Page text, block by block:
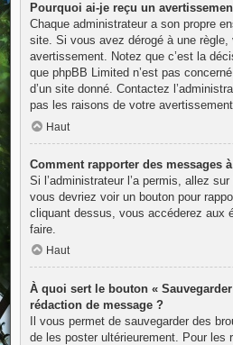
Pourquoi ai-je reçu un
Chaque administrateur a son propre
site. Si vous avez dérogé à une
avertissement. Notez que c’est la
que phpBB Limited n’est pas
d’un site donné. Contactez
pas les raisons de votre
Haut
Comment rapporter des messages
Si l’administrateur l’a permis, allez
vous devriez voir un bouton pour
cliquant dessus, vous accéderez aux
faire.
Haut
À quoi sert le bouton «
rédaction de message ?
Il vous permet de sauvegarder des
de les poster ultérieurement. Pour les